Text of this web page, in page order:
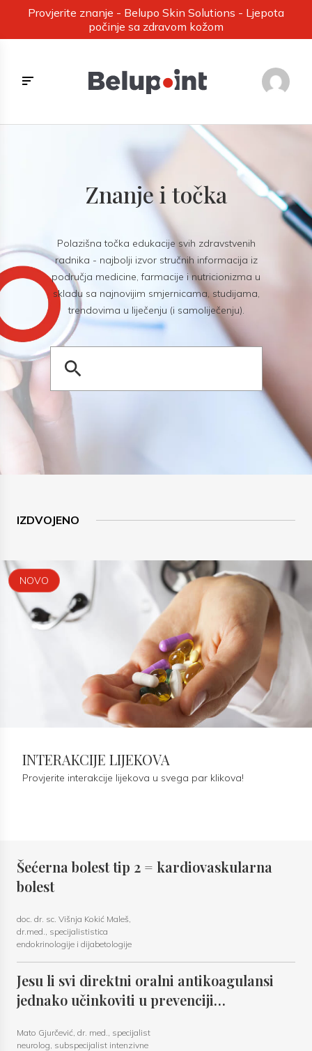
Provjerite znanje - Belupo Skin Solutions - Ljepota
počinje sa zdravom kožom
Znanje i točka
Polazišna točka edukacije svih zdravstvenih
radnika - najbolji izvor stručnih informacija iz
područja medicine, farmacije i nutricionizma u
skladu sa najnovijim smjernicama, studijama,
trendovima u liječenju (i samoliječenju).
IZDVOJENO
Šećerna bolest tip 2 = kardiovaskularna
bolest
doc. dr. sc. Višnja Kokić Maleš,
dr.med., specijalististica
endokrinologije i dijabetologije
Jesu li svi direktni oralni antikoagulansi
jednako učinkoviti u prevenciji…
Mato Gjurčević, dr. med., specijalist
neurolog, subspecijalist intenzivne
NOVO
INTERAKCIJE LIJEKOVA
Provjerite interakcije lijekova u svega par klikova!